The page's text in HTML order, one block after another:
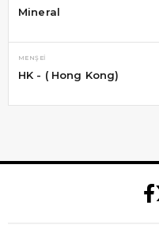
Mineral
MENŞEI
HK - ( Hong Kong)